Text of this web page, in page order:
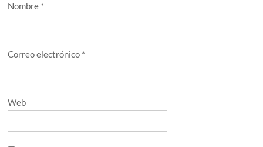
Nombre *
Correo electrónico *
Web